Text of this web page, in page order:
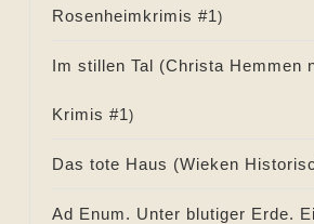
Rosenheimkrimis #1)
Im stillen Tal (Christa Hemmen
Krimis #1)
Das tote Haus (Wieken
Ad Enum. Unter blutiger Erde.